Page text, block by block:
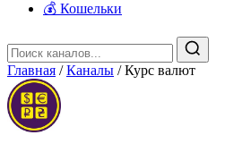
💰 Кошельки
Главная / Каналы / Курс валют